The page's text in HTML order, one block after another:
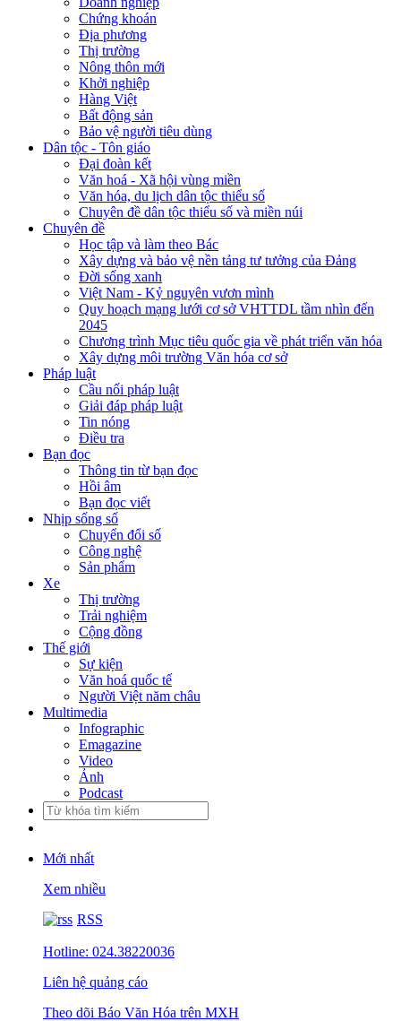
Chứng khoán
Địa phương
Thị trường
Nông thôn mới
Khởi nghiệp
Hàng Việt
Bất động sản
Bảo vệ người tiêu dùng
Dân tộc - Tôn giáo
Đại đoàn kết
Văn hoá - Xã hội vùng miền
Văn hóa, du lịch dân tộc thiểu số
Chuyên đề dân tộc thiểu số và miền núi
Chuyên đề
Học tập và làm theo Bác
Xây dựng và bảo vệ nền tảng tư tưởng của Đảng
Đời sống xanh
Việt Nam - Kỷ nguyên vươn mình
Quy hoạch mạng lưới cơ sở VHTTDL tầm nhìn đến
2045
Chương trình Mục tiêu quốc gia về phát triển văn hóa
Xây dựng môi trường Văn hóa cơ sở
Pháp luật
Cầu nối pháp luật
Giải đáp pháp luật
Tin nóng
Điều tra
Bạn đọc
Thông tin từ bạn đọc
Hồi âm
Bạn đọc viết
Nhịp sống số
Chuyển đổi số
Công nghệ
Sản phẩm
Xe
Thị trường
Trải nghiệm
Cộng đồng
Thế giới
Sự kiện
Văn hoá quốc tế
Người Việt năm châu
Multimedia
Infographic
Emagazine
Video
Ảnh
Podcast
Mới nhất
Xem nhiều
RSS
Hotline: 024.38220036
Liên hệ quảng cáo
Theo dõi Báo Văn Hóa trên MXH